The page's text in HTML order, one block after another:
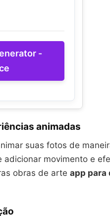
-
animadas
suas fotos de
adicionar movimento e
obras de arte app para